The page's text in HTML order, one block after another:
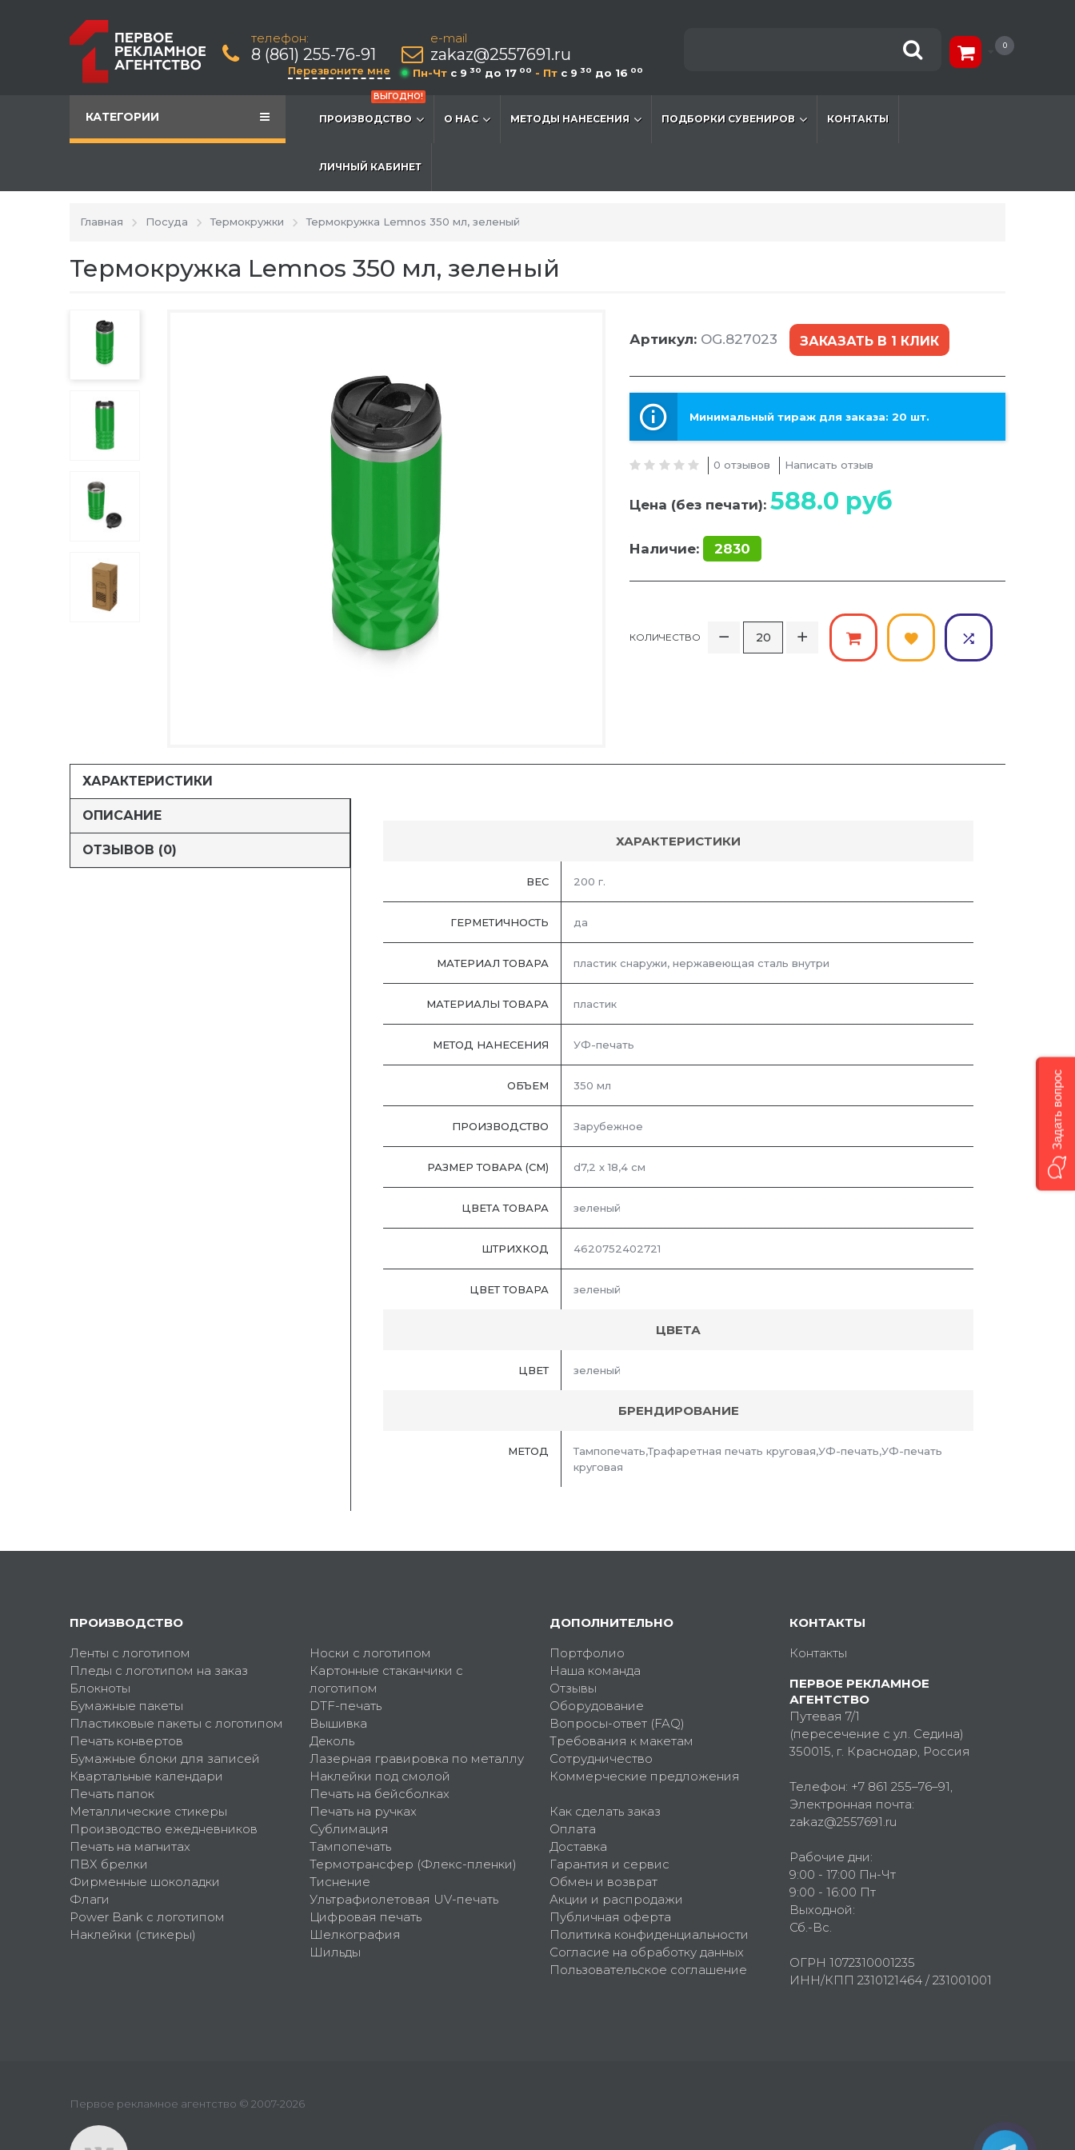
телефон:
8 (861) 255-76-91
Перезвоните мне
e-mail
zakaz@2557691.ru
Пн-Чт c 9 30 до 17 00 - Пт c 9 30 до 16 00
0
КАТЕГОРИИ
ВЫГОДНО!
ПРОИЗВОДСТВО О НАС МЕТОДЫ НАНЕСЕНИЯ ПОДБОРКИ СУВЕНИРОВ КОНТАКТЫ
ЛИЧНЫЙ КАБИНЕТ
Главная Посуда Термокружки Термокружка Lemnos 350 мл, зеленый
Термокружка Lemnos 350 мл, зеленый
Артикул: OG.827023 ЗАКАЗАТЬ В 1 КЛИК
Минимальный тираж для заказа: 20 шт.
0 отзывов Написать отзыв
Цена (без печати): 588.0 руб
Наличие: 2830
КОЛИЧЕСТВО
ХАРАКТЕРИСТИКИ
ОПИСАНИЕ
ОТЗЫВОВ (0)
ХАРАКТЕРИСТИКИ
ВЕС 200 г.
ГЕРМЕТИЧНОСТЬ да
МАТЕРИАЛ ТОВАРА пластик снаружи, нержавеющая сталь внутри
МАТЕРИАЛЫ ТОВАРА пластик
МЕТОД НАНЕСЕНИЯ УФ-печать
ОБЪЕМ 350 мл
ПРОИЗВОДСТВО Зарубежное
РАЗМЕР ТОВАРА (СМ) d7,2 х 18,4 см
ЦВЕТА ТОВАРА зеленый
ШТРИХКОД 4620752402721
ЦВЕТ ТОВАРА зеленый
ЦВЕТА
ЦВЕТ зеленый
БРЕНДИРОВАНИЕ
МЕТОД
Тампопечать,Трафаретная печать круговая,УФ-печать,УФ-печать
круговая
ПРОИЗВОДСТВО
Ленты с логотипом
Пледы с логотипом на заказ
Блокноты
Бумажные пакеты
Пластиковые пакеты с логотипом
Печать конвертов
Бумажные блоки для записей
Квартальные календари
Печать папок
Металлические стикеры
Производство ежедневников
Печать на магнитах
ПВХ брелки
Фирменные шоколадки
Флаги
Power Bank с логотипом
Наклейки (стикеры)
Носки с логотипом
Картонные стаканчики с
логотипом
DTF-печать
Вышивка
Деколь
Лазерная гравировка по металлу
Наклейки под смолой
Печать на бейсболках
Печать на ручках
Сублимация
Тампопечать
Термотрансфер (Флекс-пленки)
Тиснение
Ультрафиолетовая UV-печать
Цифровая печать
Шелкография
Шильды
ДОПОЛНИТЕЛЬНО
Портфолио
Наша команда
Отзывы
Оборудование
Вопросы-ответ (FAQ)
Требования к макетам
Сотрудничество
Коммерческие предложения
Как сделать заказ
Оплата
Доставка
Гарантия и сервис
Обмен и возврат
Акции и распродажи
Публичная оферта
Политика конфиденциальности
Согласие на обработку данных
Пользовательское соглашение
КОНТАКТЫ
Контакты
ПЕРВОЕ РЕКЛАМНОЕ
АГЕНТСТВО
Путевая 7/1
(пересечение с ул. Седина)
350015 , г. Краснодар, Россия
Телефон: +7 861 255–76–91
Электронная почта:
zakaz@2557691.ru
Рабочие дни:
9:00 - 17:00 Пн-Чт
9:00 - 16:00 Пт
Выходной:
Сб.-Вс.
ОГРН 1072310001235
ИНН/КПП 2310121464 / 231001001
Первое рекламное агентство © 2007-2026
Задать вопрос